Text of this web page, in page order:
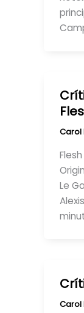
Carol
Le
Carol